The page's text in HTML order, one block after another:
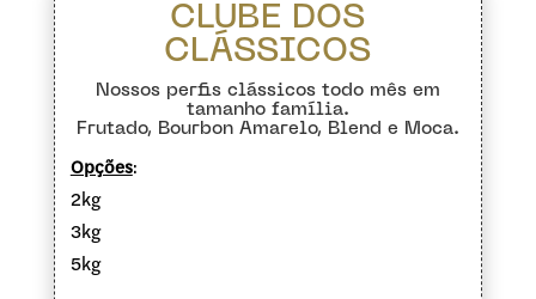
CLUBE DOS
CLÁSSICOS
Nossos perfis clássicos todo mês em
tamanho família.
Frutado, Bourbon Amarelo, Blend e Moca.
Opções:
2kg
3kg
5kg